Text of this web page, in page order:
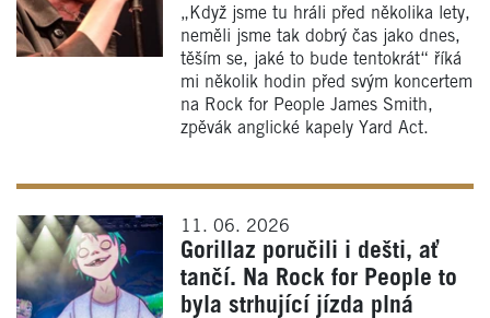
„Když jsme tu hráli před několika lety,
neměli jsme tak dobrý čas jako dnes,
těším se, jaké to bude tentokrát“ říká
mi několik hodin před svým koncertem
na Rock for People James Smith,
zpěvák anglické kapely Yard Act.
11. 06. 2026
Gorillaz poručili i dešti, ať
tančí. Na Rock for People to
byla strhující jízda plná